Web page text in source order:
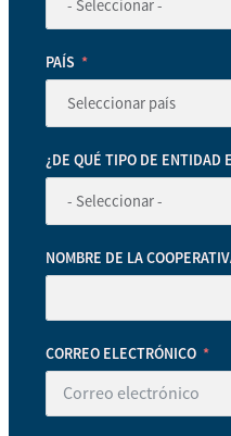
PAÍS
¿DE QUÉ TIPO DE ENTIDAD
NOMBRE DE LA
CORREO ELECTRÓNICO